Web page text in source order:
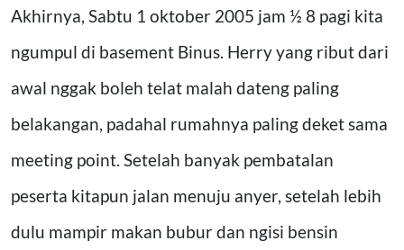
Akhirnya, Sabtu 1 oktober 2005 jam ½ 8 pagi kita
ngumpul di basement Binus. Herry yang ribut dari
awal nggak boleh telat malah dateng paling
belakangan, padahal rumahnya paling deket sama
meeting point. Setelah banyak pembatalan
peserta kitapun jalan menuju anyer, setelah lebih
dulu mampir makan bubur dan ngisi bensin